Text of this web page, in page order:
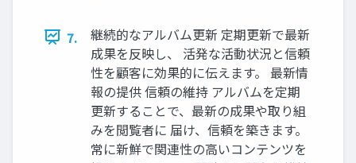
7.
継続的なアルバム更新 定期更新で最新
成果を反映し、 活発な活動状況と信頼
性を顧客に効果的に伝えます。 最新情
報の提供 信頼の維持 アルバムを定期
更新することで、最新の成果や取り組
みを閲覧者に 届け、信頼を築きます。
常に新鮮で関連性の高いコンテンツを